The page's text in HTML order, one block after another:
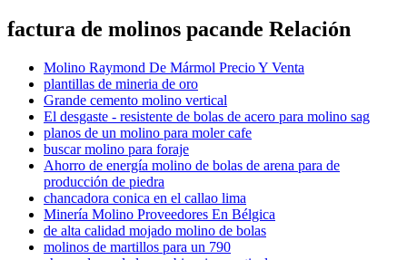
factura de molinos pacande Relación
Molino Raymond De Mármol Precio Y Venta
plantillas de mineria de oro
Grande cemento molino vertical
El desgaste - resistente de bolas de acero para molino sag
planos de un molino para moler cafe
buscar molino para foraje
Ahorro de energía molino de bolas de arena para de
producción de piedra
chancadora conica en el callao lima
Minería Molino Proveedores En Bélgica
de alta calidad mojado molino de bolas
molinos de martillos para un 790